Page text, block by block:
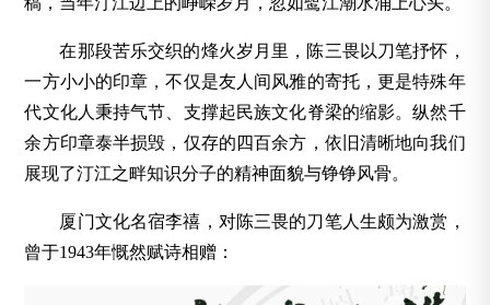
在那段苦乐交织的烽火岁月里，陈三畏以刀笔抒怀，
一方小小的印章，不仅是友人间风雅的寄托，更是特殊年
代文化人秉持气节、支撑起民族文化脊梁的缩影。纵然千
余方印章泰半损毁，仅存的四百余方，依旧清晰地向我们
展现了汀江之畔知识分子的精神面貌与铮铮风骨。
厦门文化名宿李禧，对陈三畏的刀笔人生颇为激赏，
曾于1943年慨然赋诗相赠：